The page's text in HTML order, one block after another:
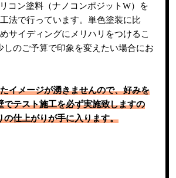
コン塗料（ナノコンポジットW）を
法で行っています。単色塗装に比
サイディングにメリハリをつけるこ
しのご予算で印象を変えたい場合にお
イメージが湧きませんので、好みを
でテスト施工を必ず実施致しますの
の仕上がりが手に入ります。